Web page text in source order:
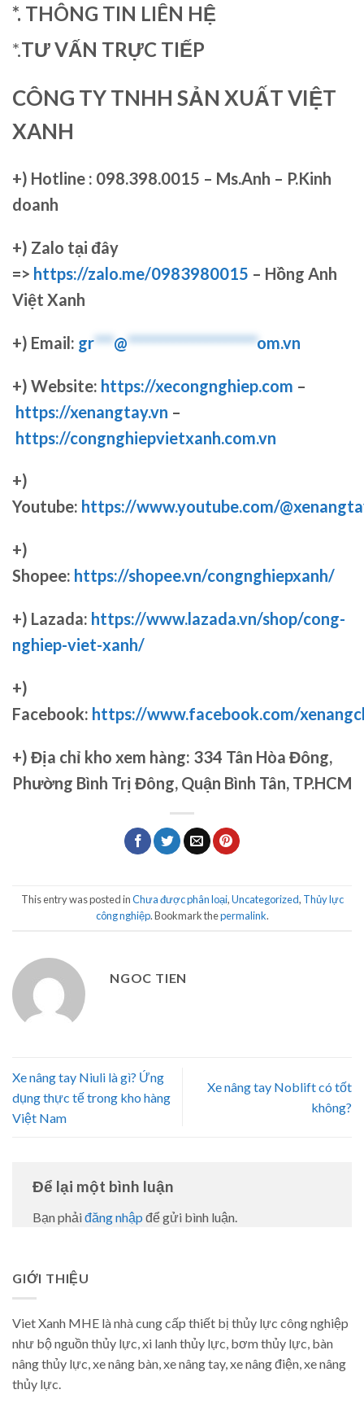
*. THÔNG TIN LIÊN HỆ
*.TƯ VẤN TRỰC TIẾP
CÔNG TY TNHH SẢN XUẤT VIỆT
XANH
+) Hotline : 098.398.0015 – Ms.Anh – P.Kinh
doanh
+) Zalo tại đây
=> https://zalo.me/0983980015 – Hồng Anh
Việt Xanh
+) Email: gr***@********************om.vn
+) Website: https://xecongnghiep.com –
https://xenangtay.vn –
https://congnghiepvietxanh.com.vn
+)
Youtube: https://www.youtube.com/
+)
Shopee: https://shopee.vn/congnghiepxanh/
+) Lazada: https://www.lazada.vn/shop/cong-
nghiep-viet-xanh/
+)
Facebook: https://www.facebook.com/
+) Địa chỉ kho xem hàng: 334 Tân Hòa Đông,
Phường Bình Trị Đông, Quận Bình Tân, TP.HCM
This entry was posted inChưa được phân loại,Uncategorized, Thủy lực
công nghiệp. Bookmark thepermalink.
NGOC TIEN
Xe nâng tay Niuli là gì? Ứng
dụng thực tế trong kho hàng
Việt Nam
Xe nâng tay Noblift có tốt
không?
Để lại một bình luận
Bạn phải đăng nhập để gửi bình luận.
GIỚI THIỆU
Viet Xanh MHE là nhà cung cấp thiết bị thủy lực công nghiệp
như bộ nguồn thủy lực, xi lanh thủy lực, bơm thủy lực, bàn
nâng thủy lực, xe nâng bàn, xe nâng tay, xe nâng điện, xe nâng
thủy lực.